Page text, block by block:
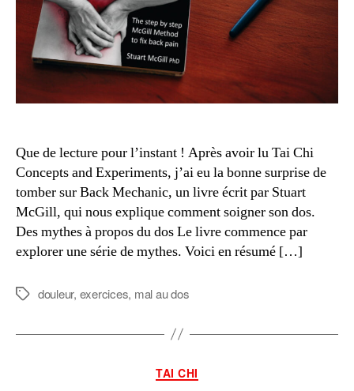
Que de lecture pour l’instant ! Après avoir lu Tai Chi
Concepts and Experiments, j’ai eu la bonne surprise de
tomber sur Back Mechanic, un livre écrit par Stuart
McGill, qui nous explique comment soigner son dos.
Des mythes à propos du dos Le livre commence par
explorer une série de mythes. Voici en résumé […]
Étiquettes
douleur, exercices, mal au dos
Catégories
TAI CHI